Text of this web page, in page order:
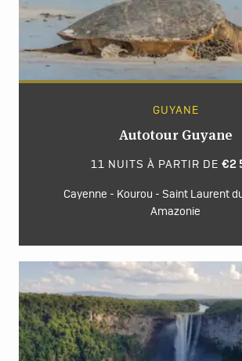
GUYANE
Autotour Guyane
11 NUITS À PARTIR DE €2
Cayenne - Kourou - Saint Laurent
Amazonie